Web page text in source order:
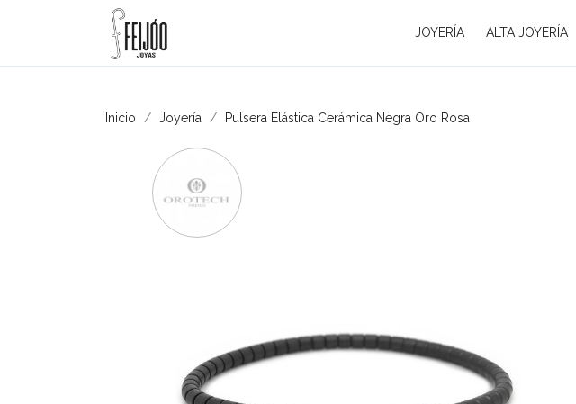
JOYERÍA ALTA JOYERÍA
Inicio Joyería Pulsera Elástica Cerámica Negra Oro Rosa